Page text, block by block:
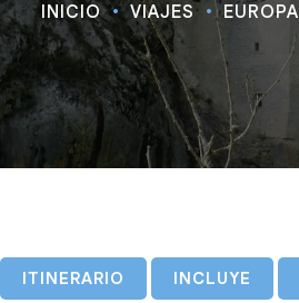
INICIO VIAJES EUROPA
ITINERARIO INCLUYE